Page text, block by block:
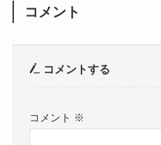
コメント
コメントする
コメント ※